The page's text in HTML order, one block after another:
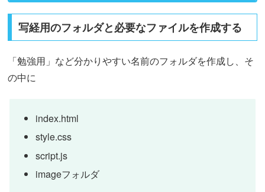
写経用のフォルダと必要なファイルを作成する
「勉強用」など分かりやすい名前のフォルダを作成し、そ
の中に
index.html
style.css
script.js
imageフォルダ